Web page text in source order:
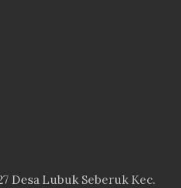
Desa Lubuk Seberuk Kec.